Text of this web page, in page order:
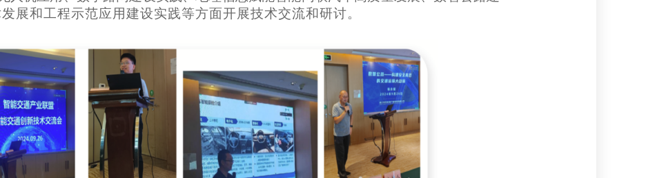
展和工程示范应用建设实践等方面开展技术交流和研讨。